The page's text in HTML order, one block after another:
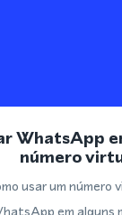
WhatsApp
número
usar um número
em alguns